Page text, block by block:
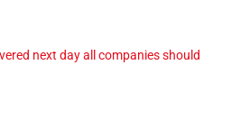
next day all companies should